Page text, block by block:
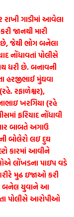
ગાડીમાં આવેલા
જાનથી મારી
જેથી ભોગ બનેલા
નોંધાવતાં પોલીસે
ધરી છે. બનાવની
હરજીભાઈ મુંઘવા
રફાળેશ્વર),
ખરગિયા (રહે
ફરિયાદ નોંધાવી
બાબતે અગાઉ
બોલેરો લઇ દુઘ
કારમાં આવીને
લોંખડના પાઇપ વડે
મુઢ ઇજાઓ કરી
બનેલ યુવાને આ
પોલીસે આરોપીઓ